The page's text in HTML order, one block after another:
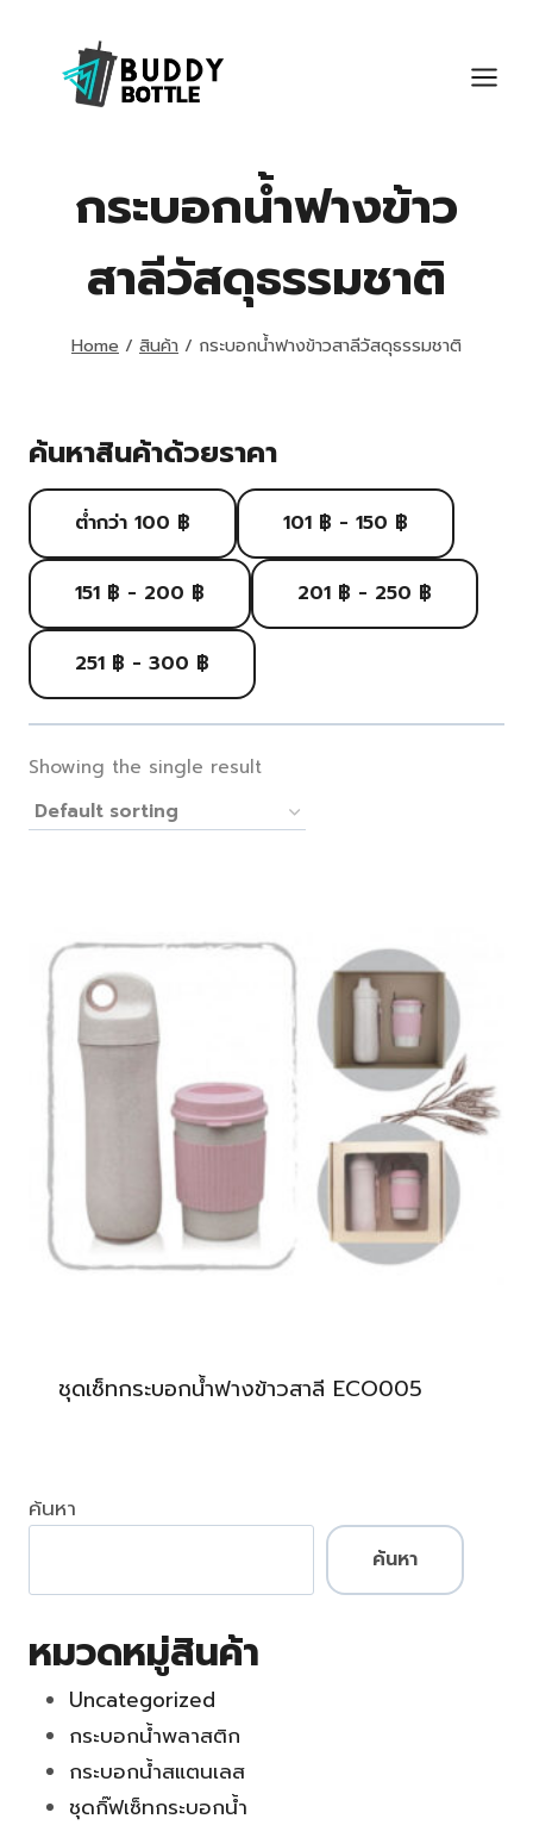
content
กระบอกน้ำฟางข้าว
สาลีวัสดุธรรมชาติ
Home / สินค้า / กระบอกน้ำฟางข้าวสาลีวัสดุธรรมชาติ
ค้นหาสินค้าด้วยราคา
ต่ำกว่า 100 ฿ 101 ฿ - 150 ฿
151 ฿ - 200 ฿ 201 ฿ - 250 ฿
251 ฿ - 300 ฿
Showing the single result
ชุดเซ็ทกระบอกน้ำฟางข้าวสาลี ECO005
ค้นหา
ค้นหา
หมวดหมู่สินค้า
Uncategorized
กระบอกน้ำพลาสติก
กระบอกน้ำสแตนเลส
ชุดกิ๊ฟเซ็ทกระบอกน้ำ